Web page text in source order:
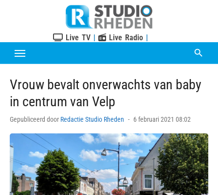
Live TV | Live Radio |
Vrouw bevalt onverwachts van baby
in centrum van Velp
Gepubliceerd door Redactie Studio Rheden
Posted
6 februari 2021 08:02